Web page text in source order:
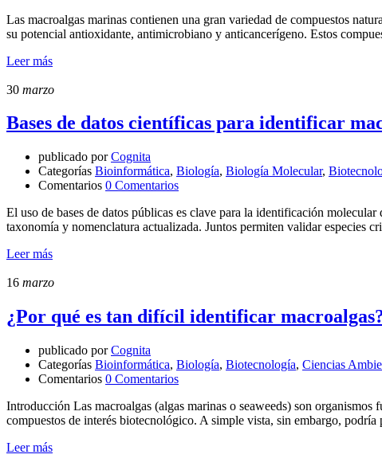
Las macroalgas marinas contienen una gran variedad de compuestos
su potencial antioxidante, antimicrobiano y anticancerígeno. Estos
Leer más
30 marzo
Bases de datos científicas para identificar
publicado por Cognita
Categorías Bioinformática, Biología, Biología Molecular,
Comentarios 0 Comentarios
El uso de bases de datos públicas es clave para la identificación
taxonomía y nomenclatura actualizada. Juntos permiten validar especies
Leer más
16 marzo
¿Por qué es tan difícil identificar
publicado por Cognita
Categorías Bioinformática, Biología, Biotecnología, Ciencias
Comentarios 0 Comentarios
Introducción Las macroalgas (algas marinas o seaweeds) son
compuestos de interés biotecnológico. A simple vista, sin embargo,
Leer más